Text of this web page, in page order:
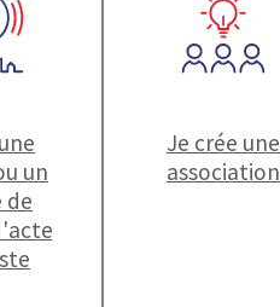
un
de
Je crée une
association